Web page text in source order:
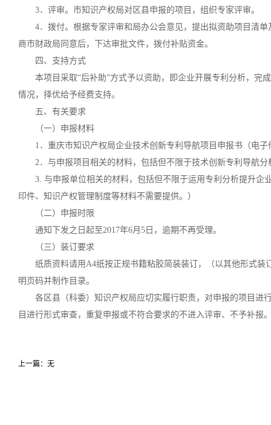
3．评审。市知识产权局对区县申报的项目，组织专家评审。
4．拨付。根据专家评审和局办公会意见，提出拟资助项目清
商市财政局同意后，下达审批文件，拨付补贴资金。
四、支持方式
本项目采取“后补助”方式予以资助，即企业开展专利分析，完
情况，择优给予经费支持。
五、有关要求
（一）申报材料
1．重庆市知识产权局企业技术创新专利导航项目申报书（电
2．与申报项目相关的材料，包括但不限于技术创新专利导航
3. 与申报单位相关的材料，包括但不限于运用专利分析提升
印件、知识产权管理制度等材料不需要提供。）
（二）申报时限
通知下发之日起至2017年6月5日，逾期不再受理。
（三）装订要求
纸质资料请用A4纸按正规书籍粘胶简装装订，（以其他形式
明页码并制作目录。
各区县（科委）知识产权局应切实履行职责，对申报的项目进
目进行形式审查，重复申报或不符合要求的不进入评审、不予补报
上一篇：无